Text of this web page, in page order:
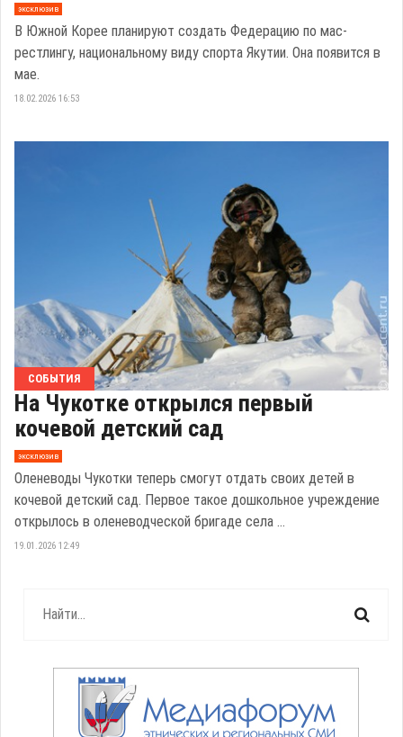
эксклюзив
В Южной Корее планируют создать Федерацию по мас-
рестлингу, национальному виду спорта Якутии. Она появится в
мае.
18.02.2026 16:53
СОБЫТИЯ
На Чукотке открылся первый
кочевой детский сад
эксклюзив
Оленеводы Чукотки теперь смогут отдать своих детей в
кочевой детский сад. Первое такое дошкольное учреждение
открылось в оленеводческой бригаде села ...
19.01.2026 12:49